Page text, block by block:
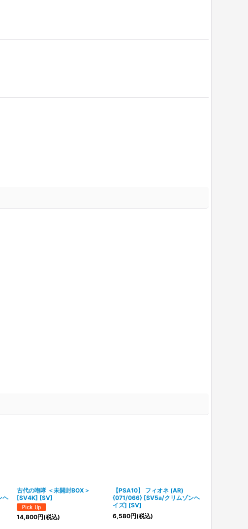
ヘ
古代の咆哮 ＜未開封BOX＞
[SV4K] [SV]
14,800円(税込)
【PSA10】 フィオネ (AR)
{071/066} [SV5a/クリムゾンヘ
イズ] [SV]
6,580円(税込)